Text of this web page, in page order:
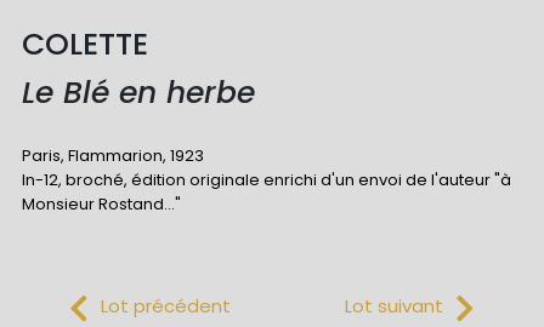
COLETTE
Le Blé en herbe
Paris, Flammarion, 1923
In-12, broché, édition originale enrichi d'un envoi de l'auteur "à
Monsieur Rostand…"
Lot précédent Lot suivant